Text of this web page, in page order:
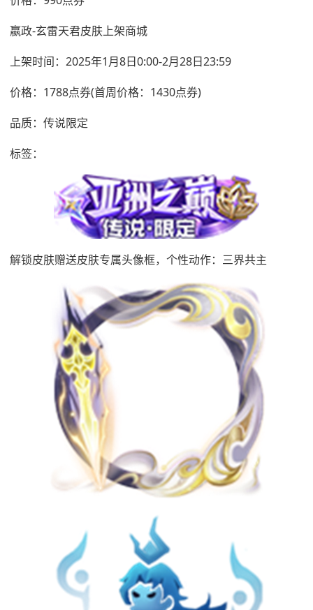
嬴政-玄雷天君皮肤上架商城
上架时间：2025年1月8日0:00-2月28日23:59
价格：1788点券(首周价格：1430点券)
品质：传说限定
标签：
解锁皮肤赠送皮肤专属头像框，个性动作：三界共主